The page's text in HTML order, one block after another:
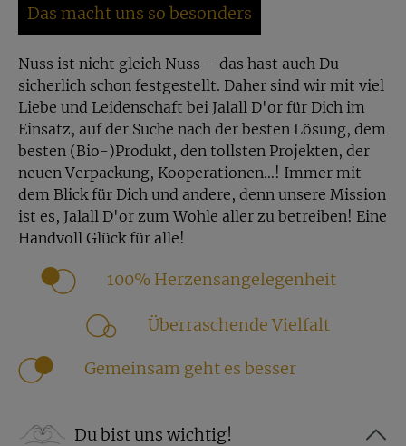
Ob als Aufstrich mit Frischkäse, z. B. als
im Kuchen als Süßungsmittel, im Nachtisch, mit
Ziegenkäse gefüllt oder im Auflauf – die Datteln
Medjool lassen sich vielfältig einsetzen.
Unser Tipp: Falls Dir einige Nüsse und
Trockenfrüchte einmal ans Haltbarkeitsdatum
näherrücken, kannst Du in Verbindung mit unseren
Medjool Datteln sehr leckere und
kreativeEnergiekugeln herstellen. Probiere es aus,
sie kommen immer gut an!
Getreidebrei können unsere Medjool Datteln Bio
Das macht uns so besonders
Nuss ist nicht gleich Nuss – das hast auch Du
sicherlich schon festgestellt. Daher sind wir mit viel
Liebe und Leidenschaft bei Jalall D'or für Dich im
Einsatz, auf der Suche nach der besten Lösung, dem
besten (Bio-)Produkt, den tollsten Projekten, der
neuen Verpackung, Kooperationen…! Immer mit
dem Blick für Dich und andere, denn unsere Mission
ist es, Jalall D'or zum Wohle aller zu betreiben! Eine
Handvoll Glück für alle!
100% Herzensangelegenheit
Überraschende Vielfalt
Gemeinsam geht es besser
Du bist uns wichtig!